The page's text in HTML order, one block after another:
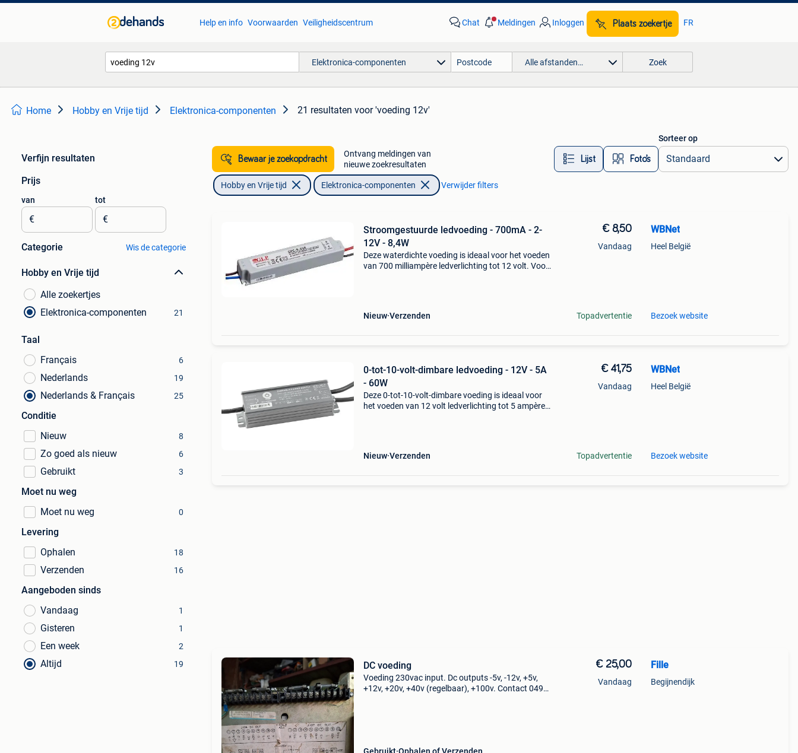
Help en info Voorwaarden Veiligheidscentrum Chat Meldingen Inloggen Plaats zoekertje FR
Elektronica-componenten Alle afstanden… Zoek
Home Hobby en Vrije tijd Elektronica-componenten 21 resultaten voor 'voeding 12v'
Verfijn resultaten
Prijs
van
€
tot
€
Categorie Wis de categorie
Hobby en Vrije tijd
Alle zoekertjes
Elektronica-componenten
21
Taal
Français
6
Nederlands 19
Nederlands & Français 25
Conditie
Nieuw
8
Zo goed als nieuw 6
Gebruikt 3
Moet nu weg
Moet nu weg
0
Levering
Ophalen
18
Verzenden 16
Aangeboden sinds
Vandaag
1
Gisteren 1
Een week 2
Altijd 19
Bewaar je zoekopdracht
Ontvang meldingen van
nieuwe zoekresultaten
Lijst Foto’s
Sorteer op
Hobby en Vrije tijd Elektronica-componenten Verwijder filters
Stroomgestuurde ledvoeding - 700mA - 2-
12V - 8,4W
Deze waterdichte voeding is ideaal voor het voeden
van 700 milliampère ledverlichting tot 12 volt. Voor
Nieuw Verzenden
€ 8,50
Vandaag
Topadvertentie
WBNet
Heel België
Bezoek website
0-tot-10-volt-dimbare ledvoeding - 12V - 5A
- 60W
Deze 0-tot-10-volt-dimbare voeding is ideaal voor
het voeden van 12 volt ledverlichting tot 5 ampère.
Nieuw Verzenden
€ 41,75
Vandaag
Topadvertentie
WBNet
Heel België
Bezoek website
DC voeding
Voeding 230vac input. Dc outputs -5v, -12v, +5v,
+12v, +20v, +40v (regelbaar), +100v. Contact 0499
€ 25,00
Vandaag
Fille
Begijnendijk